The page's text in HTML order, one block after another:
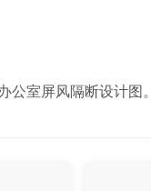
公室屏风隔断设计图。